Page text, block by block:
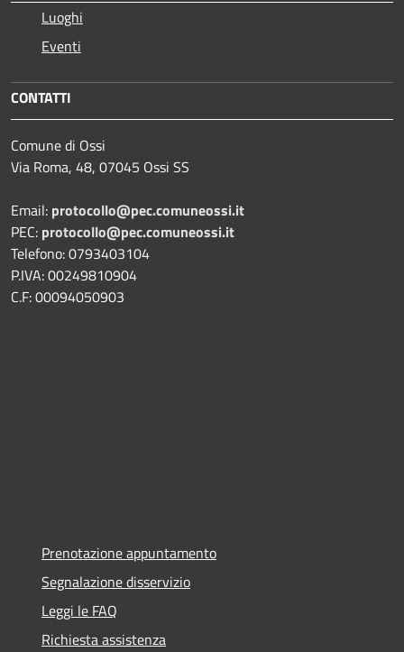
Luoghi
Eventi
CONTATTI
Comune di Ossi
Via Roma, 48, 07045 Ossi SS
Email: protocollo@pec.comuneossi.it
PEC: protocollo@pec.comuneossi.it
Telefono: 0793403104
P.IVA: 00249810904
C.F: 00094050903
Prenotazione appuntamento
Segnalazione disservizio
Leggi le FAQ
Richiesta assistenza